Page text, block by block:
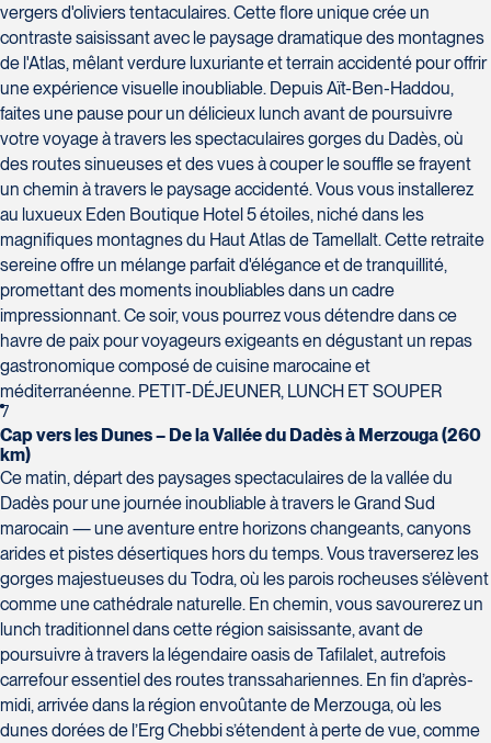
vergers d'oliviers tentaculaires. Cette flore unique crée un
contraste saisissant avec le paysage dramatique des montagnes
de l'Atlas, mêlant verdure luxuriante et terrain accidenté pour offrir
une expérience visuelle inoubliable. Depuis Aït-Ben-Haddou,
faites une pause pour un délicieux lunch avant de poursuivre
votre voyage à travers les spectaculaires gorges du Dadès, où
des routes sinueuses et des vues à couper le souffle se frayent
un chemin à travers le paysage accidenté. Vous vous installerez
au luxueux Eden Boutique Hotel 5 étoiles, niché dans les
magnifiques montagnes du Haut Atlas de Tamellalt. Cette retraite
sereine offre un mélange parfait d'élégance et de tranquillité,
promettant des moments inoubliables dans un cadre
impressionnant. Ce soir, vous pourrez vous détendre dans ce
havre de paix pour voyageurs exigeants en dégustant un repas
gastronomique composé de cuisine marocaine et
méditerranéenne. PETIT-DÉJEUNER, LUNCH ET SOUPER
7
Cap vers les Dunes – De la Vallée du Dadès à Merzouga (260
km)
Ce matin, départ des paysages spectaculaires de la vallée du
Dadès pour une journée inoubliable à travers le Grand Sud
marocain — une aventure entre horizons changeants, canyons
arides et pistes désertiques hors du temps. Vous traverserez les
gorges majestueuses du Todra, où les parois rocheuses s’élèvent
comme une cathédrale naturelle. En chemin, vous savourerez un
lunch traditionnel dans cette région saisissante, avant de
poursuivre à travers la légendaire oasis de Tafilalet, autrefois
carrefour essentiel des routes transsahariennes. En fin d’après-
midi, arrivée dans la région envoûtante de Merzouga, où les
dunes dorées de l’Erg Chebbi s’étendent à perte de vue, comme